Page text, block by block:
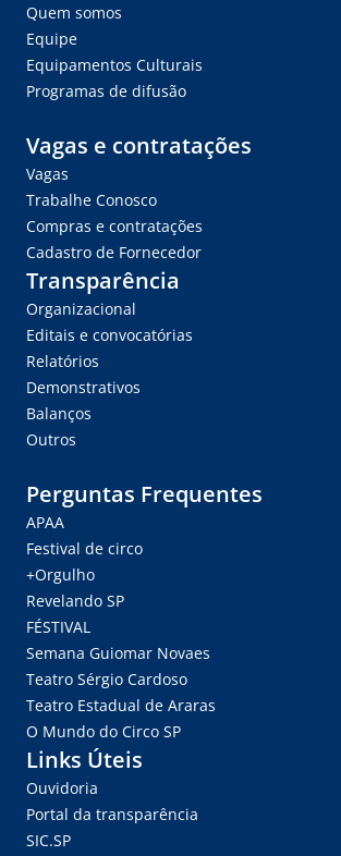
Quem somos
Equipe
Equipamentos Culturais
Programas de difusão
Vagas e contratações
Vagas
Trabalhe Conosco
Compras e contratações
Cadastro de Fornecedor
Transparência
Organizacional
Editais e convocatórias
Relatórios
Demonstrativos
Balanços
Outros
Perguntas Frequentes
APAA
Festival de circo
+Orgulho
Revelando SP
FÉSTIVAL
Semana Guiomar Novaes
Teatro Sérgio Cardoso
Teatro Estadual de Araras
O Mundo do Circo SP
Links Úteis
Ouvidoria
Portal da transparência
SIC.SP